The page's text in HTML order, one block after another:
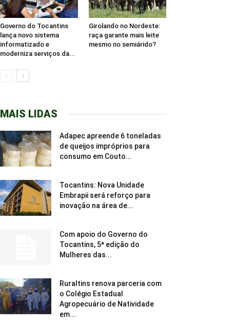
Governo do Tocantins
lança novo sistema
informatizado e
moderniza serviços da...
Girolando no Nordeste:
raça garante mais leite
mesmo no semiárido?
MAIS LIDAS
Adapec apreende 6 toneladas
de queijos impróprios para
consumo em Couto...
Tocantins: Nova Unidade
Embrapii será reforço para
inovação na área de...
Com apoio do Governo do
Tocantins, 5ª edição do
Mulheres das...
Ruraltins renova parceria com
o Colégio Estadual
Agropecuário de Natividade
em...